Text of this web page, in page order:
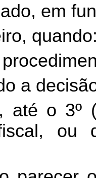
em
a
até o 3º
fiscal,